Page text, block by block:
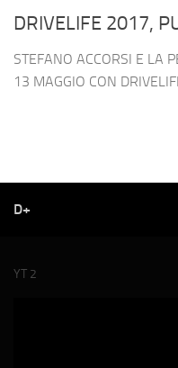
DRIVELIFE 2017,
STEFANO ACCORSI E LA
13 MAGGIO CON
D+
YT 2